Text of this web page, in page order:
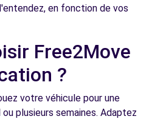
CHABRIER
(C)
13.6
en fonction de vos
Free2Move
?
votre véhicule pour une
plusieurs semaines. Adaptez